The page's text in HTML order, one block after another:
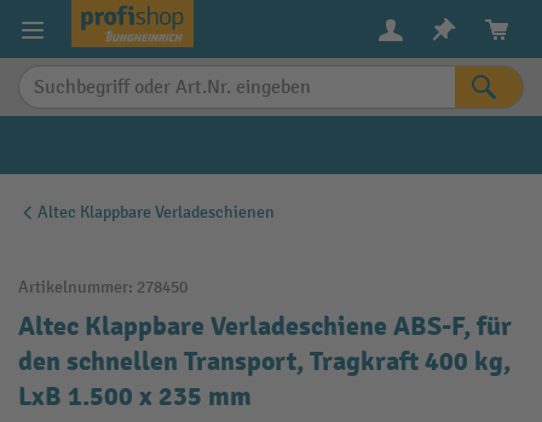
springen
Altec Klappbare Verladeschienen
Artikelnummer: 278450
Altec Klappbare Verladeschiene ABS-F, für
den schnellen Transport, Tragkraft 400 kg,
LxB 1.500 x 235 mm